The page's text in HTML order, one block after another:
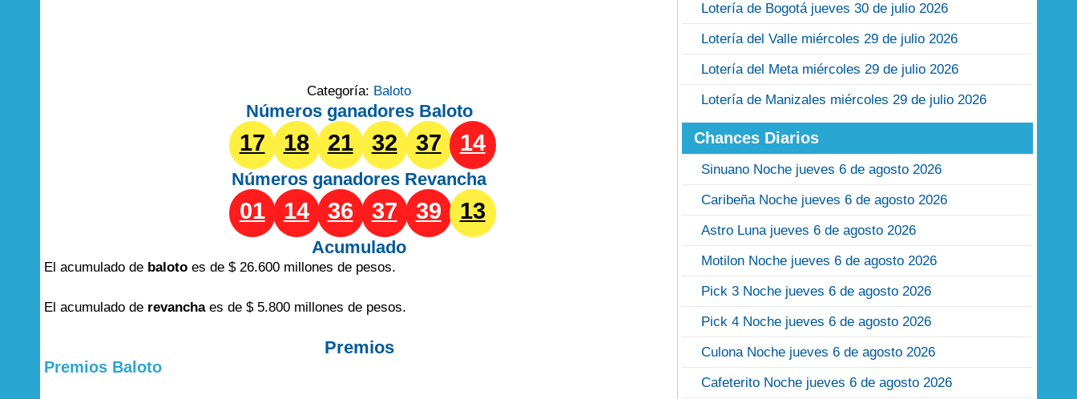
Categoría: Baloto
Números ganadores Baloto
17 18 21 32 37 14
Números ganadores Revancha
01 14 36 37 39 13
Acumulado
El acumulado de baloto es de $ 26.600 millones de pesos.
El acumulado de revanchaes de $ 5.800 millones de pesos.
Premios
Premios Baloto
Lotería de Bogotá jueves 30 de julio 2026
Lotería del Valle miércoles 29 de julio 2026
Lotería del Meta miércoles 29 de julio 2026
Lotería de Manizales miércoles 29 de julio 2026
Chances Diarios
Sinuano Noche jueves 6 de agosto 2026
Caribeña Noche jueves 6 de agosto 2026
Astro Luna jueves 6 de agosto 2026
Motilon Noche jueves 6 de agosto 2026
Pick 3 Noche jueves 6 de agosto 2026
Pick 4 Noche jueves 6 de agosto 2026
Culona Noche jueves 6 de agosto 2026
Cafeterito Noche jueves 6 de agosto 2026